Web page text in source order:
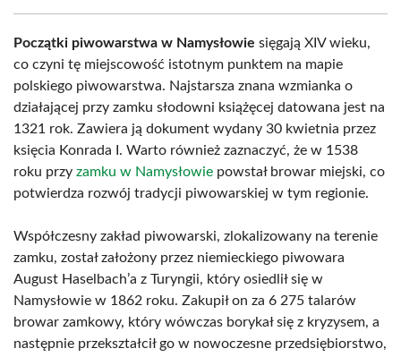
Początki piwowarstwa w Namysłowie sięgają XIV wieku,
co czyni tę miejscowość istotnym punktem na mapie
polskiego piwowarstwa. Najstarsza znana wzmianka o
działającej przy zamku słodowni książęcej datowana jest na
1321 rok. Zawiera ją dokument wydany 30 kwietnia przez
księcia Konrada I. Warto również zaznaczyć, że w 1538
roku przy zamku w Namysłowie powstał browar miejski, co
potwierdza rozwój tradycji piwowarskiej w tym regionie.
Współczesny zakład piwowarski, zlokalizowany na terenie
zamku, został założony przez niemieckiego piwowara
August Haselbach’a z Turyngii, który osiedlił się w
Namysłowie w 1862 roku. Zakupił on za 6 275 talarów
browar zamkowy, który wówczas borykał się z kryzysem, a
następnie przekształcił go w nowoczesne przedsiębiorstwo,